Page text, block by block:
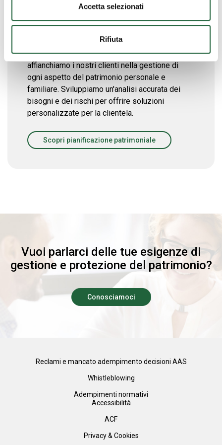
Accetta selezionati
Rifiuta
Grazie a un team altamente specializzato,
affianchiamo i nostri clienti nella gestione di
ogni aspetto del patrimonio personale e
familiare. Sviluppiamo un'analisi accurata dei
bisogni e dei rischi per offrire soluzioni
personalizzate per la clientela.
Scopri pianificazione patrimoniale
Vuoi parlarci delle tue esigenze di
gestione e protezione del patrimonio?
Conosciamoci
Reclami e mancato adempimento decisioni AAS
Whistleblowing
Adempimenti normativi
Accessibilità
ACF
Privacy & Cookies